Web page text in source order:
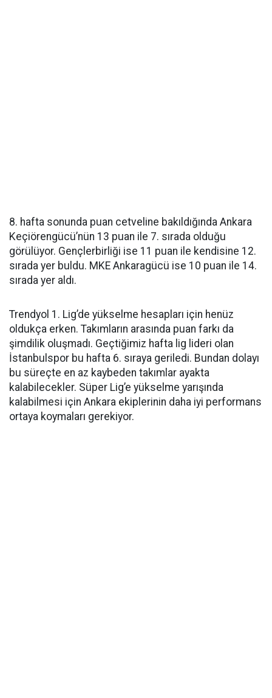
8. hafta sonunda puan cetveline bakıldığında Ankara
Keçiörengücü’nün 13 puan ile 7. sırada olduğu
görülüyor. Gençlerbirliği ise 11 puan ile kendisine 12.
sırada yer buldu. MKE Ankaragücü ise 10 puan ile 14.
sırada yer aldı.
Trendyol 1. Lig’de yükselme hesapları için henüz
oldukça erken. Takımların arasında puan farkı da
şimdilik oluşmadı. Geçtiğimiz hafta lig lideri olan
İstanbulspor bu hafta 6. sıraya geriledi. Bundan dolayı
bu süreçte en az kaybeden takımlar ayakta
kalabilecekler. Süper Lig’e yükselme yarışında
kalabilmesi için Ankara ekiplerinin daha iyi performans
ortaya koymaları gerekiyor.